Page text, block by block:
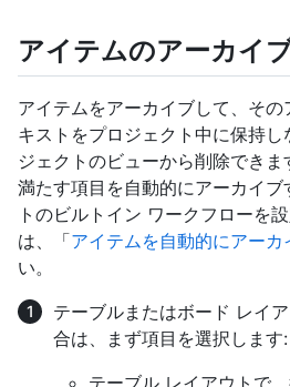
アイテムのアーカイ
アイテムをアーカイブして、そ
キストをプロジェクト中に保持
ジェクトのビューから削除でき
満たす項目を自動的にアーカイブ
トのビルトイン ワークフローを
は、「アイテムを自動的にアーカ
い。
テーブルまたはボード レイ
合は、まず項目を選択します: